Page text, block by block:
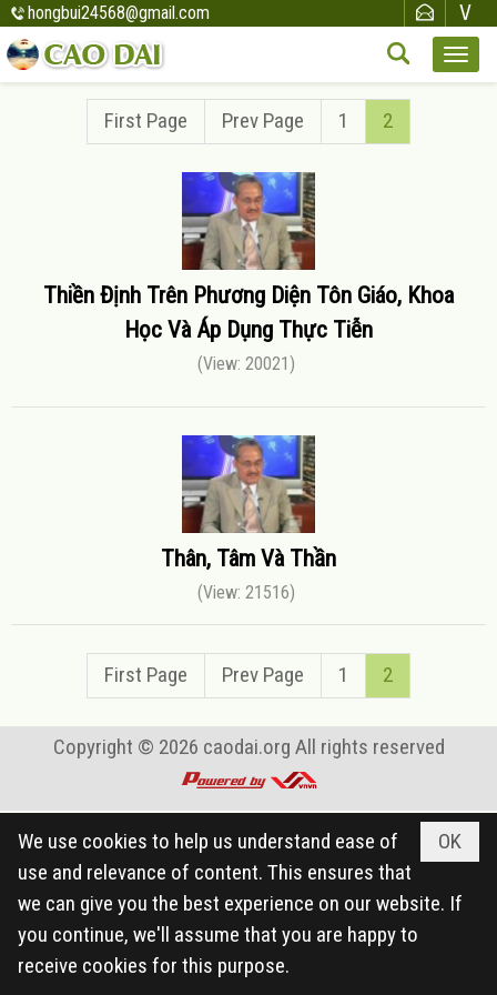
hongbui24568@gmail.com
First Page Prev Page 1 2
Thiền Định Trên Phương Diện Tôn Giáo, Khoa
Học Và Áp Dụng Thực Tiễn
(View: 20021)
Thân, Tâm Và Thần
(View: 21516)
First Page Prev Page 1 2
Copyright © 2026 caodai.org All rights reserved
OK
We use cookies to help us understand ease of
use and relevance of content. This ensures that
we can give you the best experience on our website. If
you continue, we'll assume that you are happy to
receive cookies for this purpose.